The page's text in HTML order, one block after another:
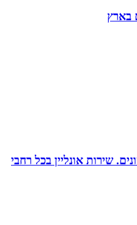
בארץ
שירות אונליין בכל רחבי